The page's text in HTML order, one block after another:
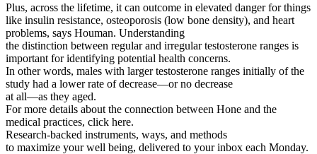
Plus, across the lifetime, it can outcome in elevated danger for things
like insulin resistance, osteoporosis (low bone density), and heart
problems, says Houman. Understanding
the distinction between regular and irregular testosterone ranges is
important for identifying potential health concerns.
In other words, males with larger testosterone ranges initially of the
study had a lower rate of decrease—or no decrease
at all—as they aged.
For more details about the connection between Hone and the
medical practices, click here.
Research-backed instruments, ways, and methods
to maximize your well being, delivered to your inbox each Monday.